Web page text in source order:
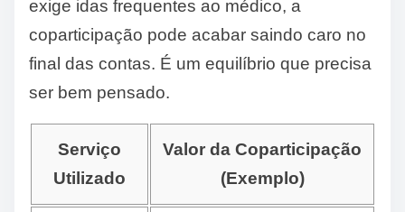
exige idas frequentes ao médico, a
coparticipação pode acabar saindo caro no
final das contas. É um equilíbrio que precisa
ser bem pensado.
Serviço
Utilizado
Valor da Coparticipação
(Exemplo)